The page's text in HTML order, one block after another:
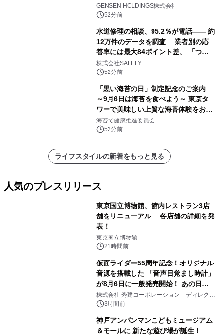
ーズ初のオールインクルーシブ導入
GENSEN HOLDINGS株式会社
52分前
水道修理の相談、95.2％が電話―― 約
12万件のデータを調査 業者別の応
答率には最大84ポイント差、 「つな
がりやすさ」も選定基準に
株式会社SAFELY
52分前
「黒い海苔の日」制定記念のご案内
～9月6日は海苔を食べよう～ 東京タ
ワーで美味しい上質な海苔体験をお届
けします！
海苔で健康推進委員会
52分前
ライフスタイルの新着をもっと見る
人気のプレスリリース
東京国立博物館、館内レストラン3店
舗をリニューアル 各店舗の詳細を発
表！
東京国立博物館
21時間前
仮面ライダー55周年記念！オリジナル
音源を搭載した 「音声目覚まし時計」
が8月6日に一般発売開始！ あの日の
大興奮が今甦る
株式会社 秀建コーポレーション ディレクト
アートギャラリー
3時間前
神戸アンパンマンこどもミュージアム
＆モールに 新たな遊び場が誕生！